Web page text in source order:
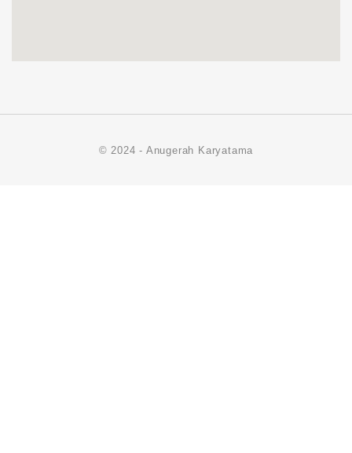
© 2024 - Anugerah Karyatama